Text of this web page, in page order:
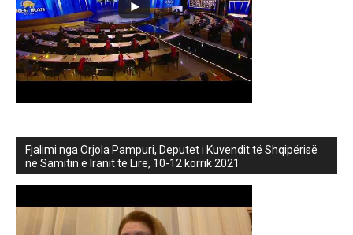
Fjalimi nga Orjola Pampuri, Deputet i Kuvendit të Shqipërisë
në Samitin e Iranit të Lirë, 10-12 korrik 2021